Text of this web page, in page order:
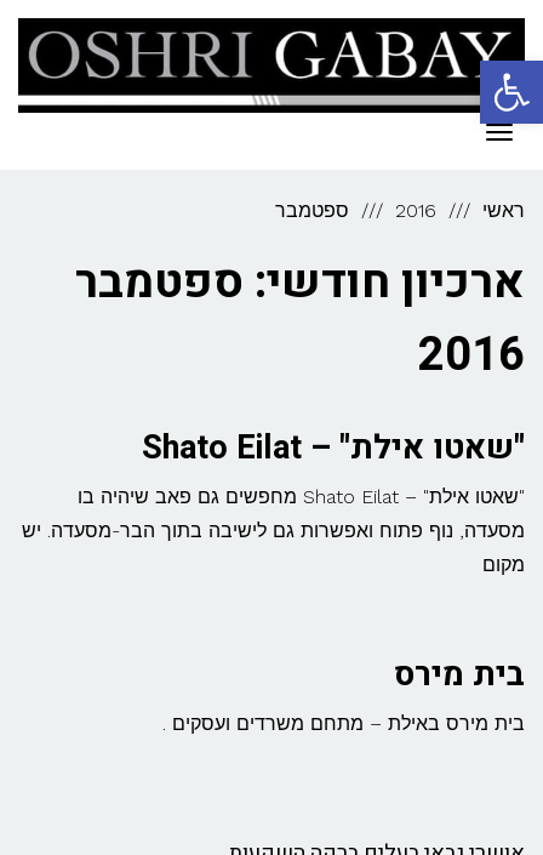
פתח סרגל נגישות
תפריט
ראשי 2016 ספטמבר
ארכיון חודשי: ספטמבר
2016
"שאטו אילת" – Shato Eilat
"שאטו אילת" – Shato Eilat מחפשים גם פאב שיהיה בו
מסעדה, נוף פתוח ואפשרות גם לישיבה בתוך הבר-מסעדה. יש
מקום
בית מירס
בית מירס באילת – מתחם משרדים ועסקים .